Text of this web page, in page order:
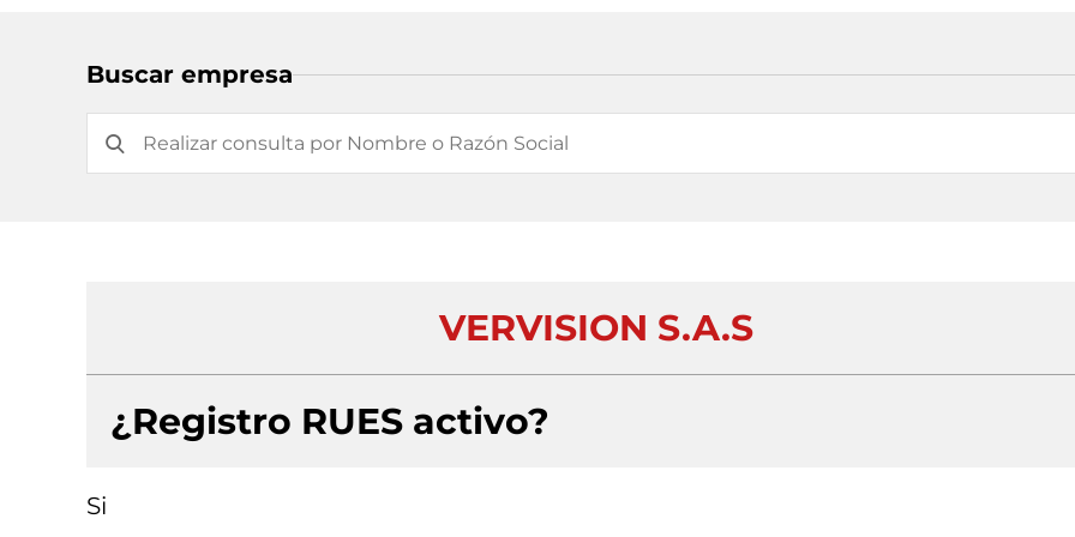
Buscar empresa
VERVISION S.A.S
¿Registro RUES activo?
Si